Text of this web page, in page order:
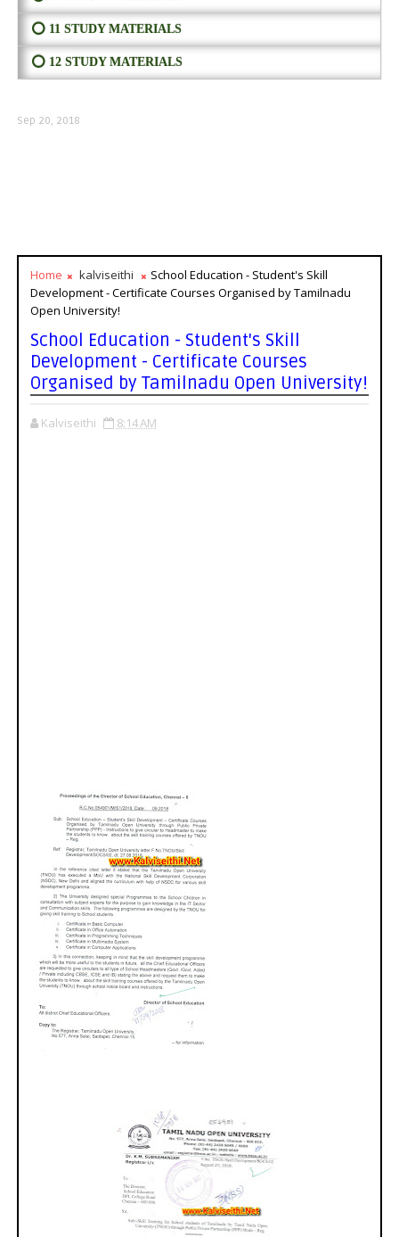
⭕ 11 STUDY MATERIALS
⭕ 12 STUDY MATERIALS
Sep 20, 2018
Home kalviseithi
School Education - Student's Skill
Development - Certificate Courses Organised by Tamilnadu
Open University!
School Education - Student's Skill
Development - Certificate Courses
Organised by Tamilnadu Open University!
Kalviseithi 8:14 AM